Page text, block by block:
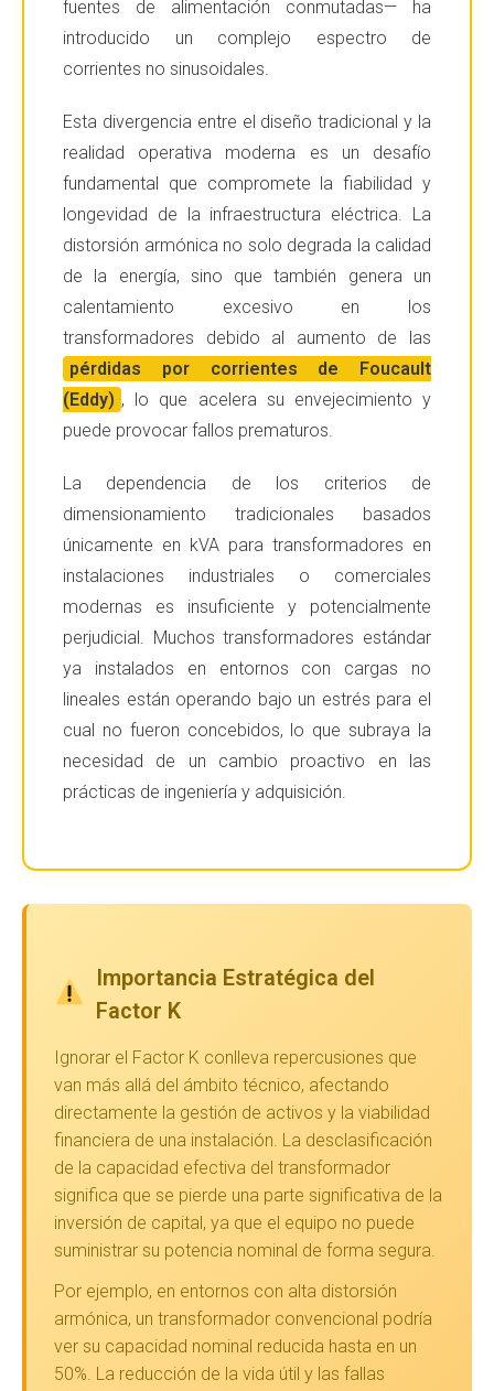
fuentes de alimentación conmutadas— ha
introducido un complejo espectro de
corrientes no sinusoidales.
Esta divergencia entre el diseño tradicional y la
realidad operativa moderna es un desafío
fundamental que compromete la fiabilidad y
longevidad de la infraestructura eléctrica. La
distorsión armónica no solo degrada la calidad
de la energía, sino que también genera un
calentamiento excesivo en los
transformadores debido al aumento de las
pérdidas por corrientes de Foucault
(Eddy) , lo que acelera su envejecimiento y
puede provocar fallos prematuros.
La dependencia de los criterios de
dimensionamiento tradicionales basados
únicamente en kVA para transformadores en
instalaciones industriales o comerciales
modernas es insuficiente y potencialmente
perjudicial. Muchos transformadores estándar
ya instalados en entornos con cargas no
lineales están operando bajo un estrés para el
cual no fueron concebidos, lo que subraya la
necesidad de un cambio proactivo en las
prácticas de ingeniería y adquisición.
Importancia Estratégica del
Factor K
Ignorar el Factor K conlleva repercusiones que
van más allá del ámbito técnico, afectando
directamente la gestión de activos y la viabilidad
financiera de una instalación. La desclasificación
de la capacidad efectiva del transformador
significa que se pierde una parte significativa de la
inversión de capital, ya que el equipo no puede
suministrar su potencia nominal de forma segura.
Por ejemplo, en entornos con alta distorsión
armónica, un transformador convencional podría
ver su capacidad nominal reducida hasta en un
50%. La reducción de la vida útil y las fallas